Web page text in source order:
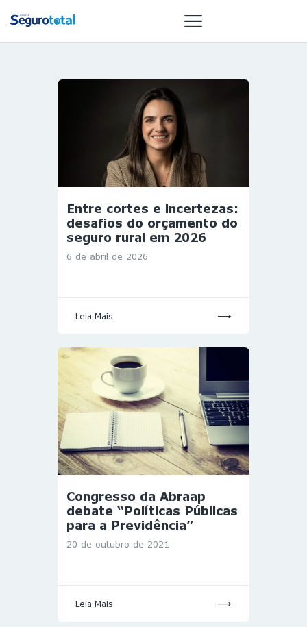
NOTÍCIAS
REVISTA
ESPECIAIS
GAIVOTA DE
OURO
MULHERES
GESTORAS
HOMEST
Entre cortes e incertezas:
desafios do orçamento do
seguro rural em 2026
6 de abril de 2026
Leia Mais
Congresso da Abraap
debate “Políticas Públicas
para a Previdência”
20 de outubro de 2021
Leia Mais